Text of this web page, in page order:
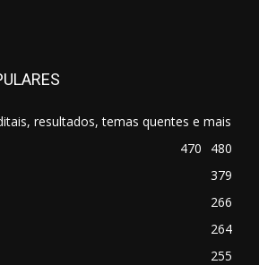
resultados, temas quentes e mais
480
470
379
266
264
255